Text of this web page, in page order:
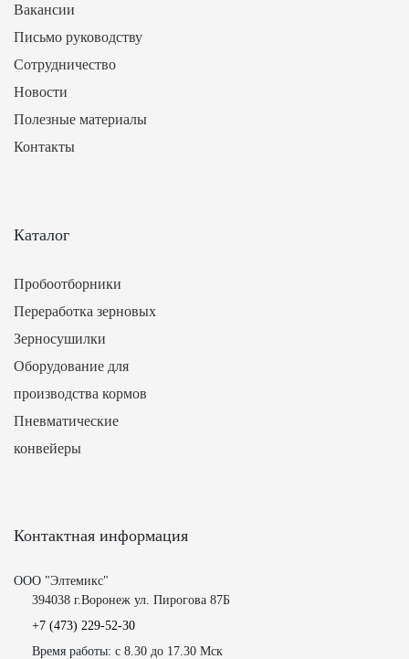
Вакансии
Письмо руководству
Сотрудничество
Новости
Полезные материалы
Контакты
Каталог
Пробоотборники
Переработка зерновых
Зерносушилки
Оборудование для
производства кормов
Пневматические
конвейеры
Контактная информация
ООО "Элтемикс"
394038 г.Воронеж ул. Пирогова 87Б
+7 (473) 229-52-30
Время работы: с 8.30 до 17.30 Мск